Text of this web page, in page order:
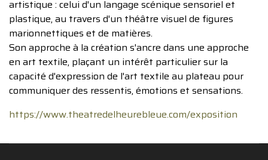
artistique : celui d'un langage scénique sensoriel et
plastique, au travers d'un théâtre visuel de figures
marionnettiques et de matières.
Son approche à la création s'ancre dans une approche
en art textile, plaçant un intérêt particulier sur la
capacité d'expression de l'art textile au plateau pour
communiquer des ressentis, émotions et sensations.
https://www.theatredelheurebleue.com/exposition